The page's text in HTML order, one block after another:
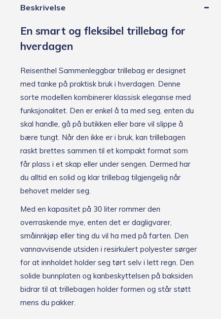
SortBeskrivelse
En smart og fleksibel trillebag for
hverdagen
Reisenthel Sammenleggbar trillebag er designet
med tanke på praktisk bruk i hverdagen. Denne
sorte modellen kombinerer klassisk eleganse med
funksjonalitet. Den er enkel å ta med seg, enten du
skal handle, gå på butikken eller bare vil slippe å
bære tungt. Når den ikke er i bruk, kan trillebagen
raskt brettes sammen til et kompakt format som
får plass i et skap eller under sengen. Dermed har
du alltid en solid og klar trillebag tilgjengelig når
behovet melder seg.
Med en kapasitet på 30 liter rommer den
overraskende mye, enten det er dagligvarer,
småinnkjøp eller ting du vil ha med på farten. Den
vannavvisende utsiden i resirkulert polyester sørger
for at innholdet holder seg tørt selv i lett regn. Den
solide bunnplaten og kanbeskyttelsen på baksiden
bidrar til at trillebagen holder formen og står støtt
mens du pakker.